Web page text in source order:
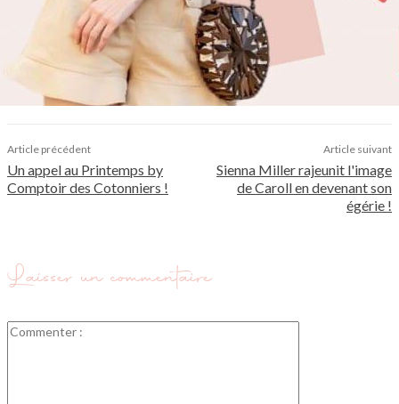
Article précédent
Un appel au Printemps by
Comptoir des Cotonniers !
Article suivant
Sienna Miller rajeunit l'image
de Caroll en devenant son
égérie !
Laisser un commentaire